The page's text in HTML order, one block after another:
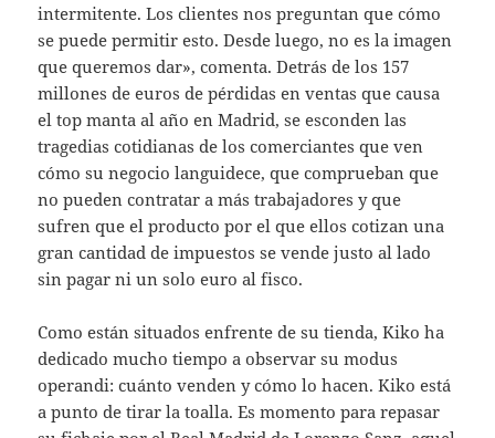
intermitente. Los clientes nos preguntan que cómo
se puede permitir esto. Desde luego, no es la imagen
que queremos dar», comenta. Detrás de los 157
millones de euros de pérdidas en ventas que causa
el top manta al año en Madrid, se esconden las
tragedias cotidianas de los comerciantes que ven
cómo su negocio languidece, que comprueban que
no pueden contratar a más trabajadores y que
sufren que el producto por el que ellos cotizan una
gran cantidad de impuestos se vende justo al lado
sin pagar ni un solo euro al fisco.
Como están situados enfrente de su tienda, Kiko ha
dedicado mucho tiempo a observar su modus
operandi: cuánto venden y cómo lo hacen. Kiko está
a punto de tirar la toalla. Es momento para repasar